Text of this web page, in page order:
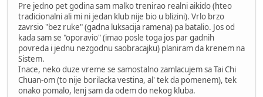
Pre jedno pet godina sam malko trenirao realni aikido (hteo
tradicionalni ali mi ni jedan klub nije bio u blizini). Vrlo brzo
zavrsio "bez ruke" (gadna luksacija ramena) pa batalio. Jos od
kada sam se "oporavio" (imao posle toga jos par gadnih
povreda i jednu nezgodnu saobracajku) planiram da krenem na
Sistem.
Inace, neko duze vreme se samostalno zamlacujem sa Tai Chi
Chuan-om (to nije borilacka vestina, al' tek da pomenem), tek
onako pomalo, lenj sam da odem do nekog kluba.